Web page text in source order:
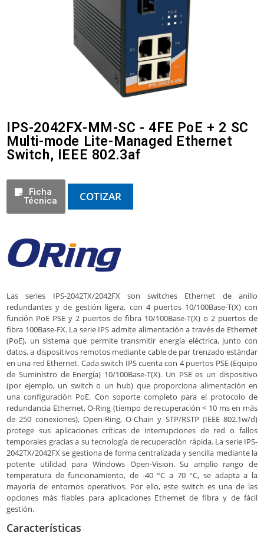
IPS-2042FX-MM-SC - 4FE PoE + 2 SC
Multi-mode Lite-Managed Ethernet
Switch, IEEE 802.3af
Ficha
Técnica
COTIZAR
Las series IPS-2042TX/2042FX son switches Ethernet de anillo
redundantes y de gestión ligera, con 4 puertos 10/100Base-T(X) con
función PoE PSE y 2 puertos de fibra 10/100Base-T(X) o 2 puertos de
fibra 100Base-FX. La serie IPS admite alimentación a través de Ethernet
(PoE), un sistema que permite transmitir energía eléctrica, junto con
datos, a dispositivos remotos mediante cable de par trenzado estándar
en una red Ethernet. Cada switch IPS cuenta con 4 puertos PSE (Equipo
de Suministro de Energía) 10/100Base-T(X). Un PSE es un dispositivo
(por ejemplo, un switch o un hub) que proporciona alimentación en
una configuración PoE. Con soporte completo para el protocolo de
redundancia Ethernet, O-Ring (tiempo de recuperación < 10 ms en más
de 250 conexiones), Open-Ring, O-Chain y STP/RSTP (IEEE 802.1w/d)
protege sus aplicaciones críticas de interrupciones de red o fallos
temporales gracias a su tecnología de recuperación rápida. La serie IPS-
2042TX/2042FX se gestiona de forma centralizada y sencilla mediante la
potente utilidad para Windows Open-Vision. Su amplio rango de
temperatura de funcionamiento, de -40 °C a 70 °C, se adapta a la
mayoría de entornos operativos. Por ello, este switch es una de las
opciones más fiables para aplicaciones Ethernet de fibra y de fácil
gestión.
Características